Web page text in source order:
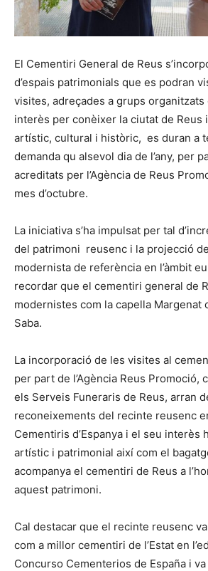
El Cementiri General de Reus
d’espais patrimonials que es podran
visites, adreçades a grups
interès per conèixer la ciutat de Reus
artístic, cultural i històric, es duran a
demanda qu alsevol dia de l’any, per
acreditats per l’Agència de Reus
mes d’octubre.
La iniciativa s’ha impulsat per tal
del patrimoni reusenc i la projecció
modernista de referència en l’àmbit
recordar que el cementiri general de
modernistes com la capella Margenat
Saba.
La incorporació de les visites al
per part de l’Agència Reus Promoció,
els Serveis Funeraris de Reus, arran
reconeixements del recinte reusenc
Cementiris d’Espanya i el seu interès
artístic i patrimonial així com el
acompanya el cementiri de Reus a
aquest patrimoni.
Cal destacar que el recinte reusenc
com a millor cementiri de l’Estat en
Concurso Cementerios de España i